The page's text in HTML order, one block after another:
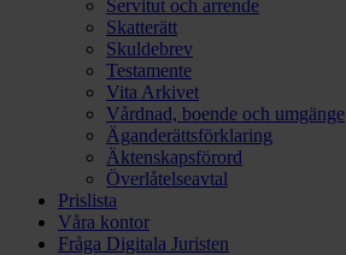
Servitut och arrende
Skatterätt
Skuldebrev
Testamente
Vita Arkivet
Vårdnad, boende och umgänge
Äganderättsförklaring
Äktenskapsförord
Överlåtelseavtal
Prislista
Våra kontor
Fråga Digitala Juristen